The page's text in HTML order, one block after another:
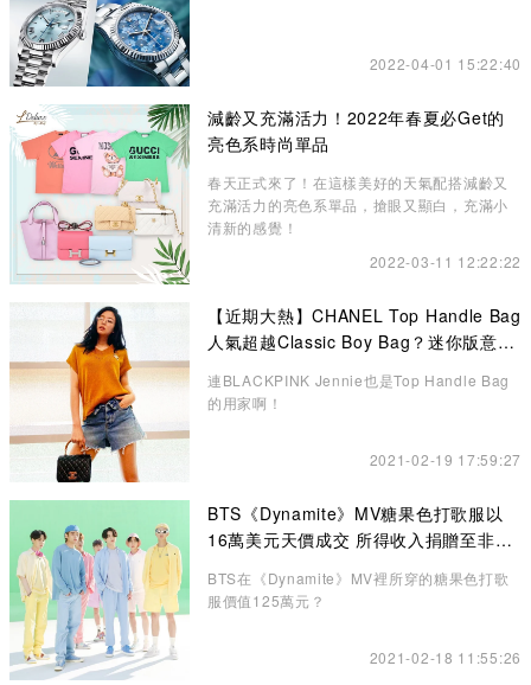
2022-04-01 15:22:40
減齡又充滿活力！2022年春夏必Get的
亮色系時尚單品
春天正式來了！在這樣美好的天氣配搭減齡又
充滿活力的亮色系單品，搶眼又顯白，充滿小
清新的感覺！
2022-03-11 12:22:22
【近期大熱】CHANEL Top Handle Bag
人氣超越Classic Boy Bag？迷你版意想
連BLACKPINK Jennie也是Top Handle Bag
的用家啊！
2021-02-19 17:59:27
BTS《Dynamite》MV糖果色打歌服以
16萬美元天價成交 所得收入捐贈至非牟
BTS在《Dynamite》MV裡所穿的糖果色打歌
服價值125萬元？
2021-02-18 11:55:26